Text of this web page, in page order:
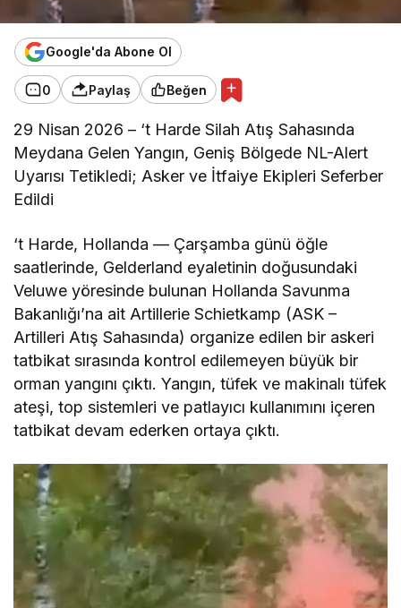
Google'da Abone Ol
0 Paylaş Beğen
29 Nisan 2026 – ‘t Harde Silah Atış Sahasında
Meydana Gelen Yangın, Geniş Bölgede NL-Alert
Uyarısı Tetikledi; Asker ve İtfaiye Ekipleri Seferber
Edildi
‘t Harde, Hollanda — Çarşamba günü öğle
saatlerinde, Gelderland eyaletinin doğusundaki
Veluwe yöresinde bulunan Hollanda Savunma
Bakanlığı’na ait Artillerie Schietkamp (ASK –
Artilleri Atış Sahasında) organize edilen bir askeri
tatbikat sırasında kontrol edilemeyen büyük bir
orman yangını çıktı. Yangın, tüfek ve makinalı tüfek
ateşi, top sistemleri ve patlayıcı kullanımını içeren
tatbikat devam ederken ortaya çıktı.